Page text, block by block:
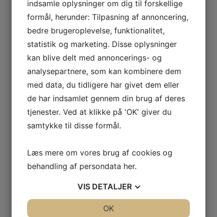
Adsorptionsaffugtere
Flyaffugtning i Hangar
Kondensaffugtere
AERIAL AD 110
AERIAL AD 40
AERIAL AD 520/540
AERIAL AD 560/580
AERIAL AD 660/680
AERIAL AD 740
AERIAL AD 750
AERIAL AD 780-P
AERIAL WT 240
AERIAL WT 250
AERIAL WT 280
Dantherm AD 9-serien
indsamle oplysninger om dig til forskellige
formål, herunder: Tilpasning af annoncering,
bedre brugeroplevelse, funktionalitet,
statistik og marketing. Disse oplysninger
kan blive delt med annoncerings- og
analysepartnere, som kan kombinere dem
med data, du tidligere har givet dem eller
de har indsamlet gennem din brug af deres
tjenester. Ved at klikke på 'OK' giver du
samtykke til disse formål.
Læs mere om vores brug af cookies og
behandling af persondata her.
VIS DETALJER
OK